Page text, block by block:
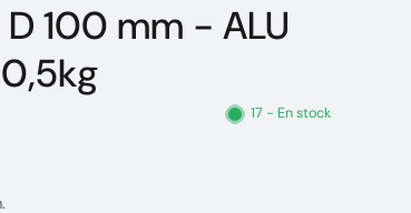
100 mm - ALU
17 - En stock